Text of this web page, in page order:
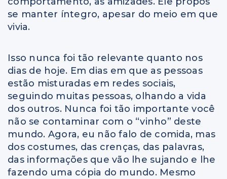
se manter íntegro, apesar do meio em que
vivia.
Isso nunca foi tão relevante quanto nos
dias de hoje. Em dias em que as pessoas
estão misturadas em redes sociais,
seguindo muitas pessoas, olhando a vida
dos outros. Nunca foi tão importante você
não se contaminar com o “vinho” deste
mundo. Agora, eu não falo de comida, mas
dos costumes, das crenças, das palavras,
das informações que vão lhe sujando e lhe
fazendo uma cópia do mundo. Mesmo